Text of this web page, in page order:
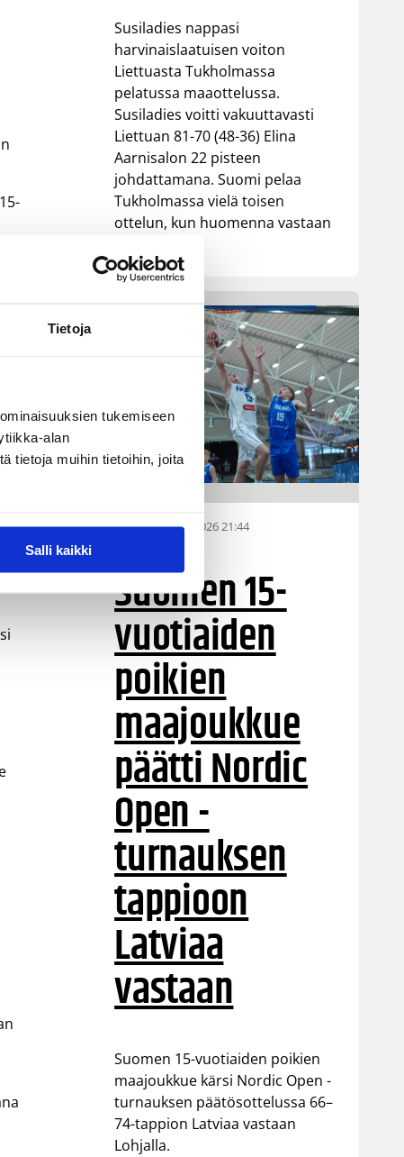
Tietoja
tukemiseen
alan
tietoja muihin tietoihin, joita
Salli kaikki
Susiladies nappasi
harvinaislaatuisen voiton
Liettuasta Tukholmassa
pelatussa maaottelussa.
Susiladies voitti vakuuttavasti
Liettuan 81-70 (48-36) Elina
Aarnisalon 22 pisteen
johdattamana. Suomi pelaa
Tukholmassa vielä toisen
ottelun, kun huomenna vastaan
MU15 06.08.2026 21:44
Suomen 15-
vuotiaiden
poikien
maajoukkue
päätti Nordic
Open -
turnauksen
tappioon
Latviaa
vastaan
Suomen 15-vuotiaiden poikien
maajoukkue kärsi Nordic Open -
turnauksen päätösottelussa 66–
74-tappion Latviaa vastaan
Lohjalla.